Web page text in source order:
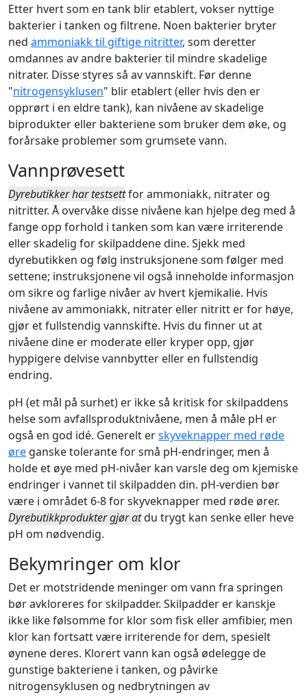
Etter hvert som en tank blir etablert, vokser nyttige
bakterier i tanken og filtrene. Noen bakterier bryter
ned ammoniakk til giftige nitritter, som deretter
omdannes av andre bakterier til mindre skadelige
nitrater. Disse styres så av vannskift. Før denne
"nitrogensyklusen" blir etablert (eller hvis den er
opprørt i en eldre tank), kan nivåene av skadelige
biprodukter eller bakteriene som bruker dem øke, og
forårsake problemer som grumsete vann.
Vannprøvesett
Dyrebutikker har testsettfor ammoniakk, nitrater og
nitritter. Å overvåke disse nivåene kan hjelpe deg med å
fange opp forhold i tanken som kan være irriterende
eller skadelig for skilpaddene dine. Sjekk med
dyrebutikken og følg instruksjonene som følger med
settene; instruksjonene vil også inneholde informasjon
om sikre og farlige nivåer av hvert kjemikalie. Hvis
nivåene av ammoniakk, nitrater eller nitritt er for høye,
gjør et fullstendig vannskifte. Hvis du finner ut at
nivåene dine er moderate eller kryper opp, gjør
hyppigere delvise vannbytter eller en fullstendig
endring.
pH (et mål på surhet) er ikke så kritisk for skilpaddens
helse som avfallsproduktnivåene, men å måle pH er
også en god idé. Generelt erskyveknapper med røde
øre ganske tolerante for små pH-endringer, men å
holde et øye med pH-nivåer kan varsle deg om kjemiske
endringer i vannet til skilpadden din. pH-verdien bør
være i området 6-8 for skyveknapper med røde ører.
Dyrebutikkprodukter gjør atdu trygt kan senke eller heve
pH om nødvendig.
Bekymringer om klor
Det er motstridende meninger om vann fra springen
bør avkloreres for skilpadder. Skilpadder er kanskje
ikke like følsomme for klor som fisk eller amfibier, men
klor kan fortsatt være irriterende for dem, spesielt
øynene deres. Klorert vann kan også ødelegge de
gunstige bakteriene i tanken, og påvirke
nitrogensyklusen og nedbrytningen av